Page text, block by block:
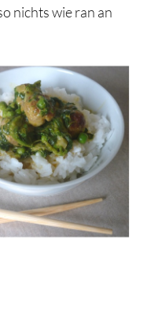
nichts wie ran an